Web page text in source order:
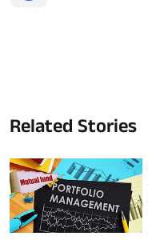
Related Stories